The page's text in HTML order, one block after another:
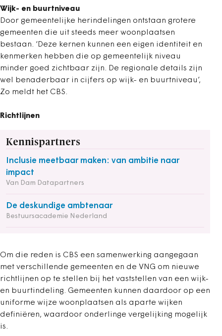
Wijk- en buurtniveau
Door gemeentelijke herindelingen ontstaan grotere
gemeenten die uit steeds meer woonplaatsen
bestaan. ‘Deze kernen kunnen een eigen identiteit en
kenmerken hebben die op gemeentelijk niveau
minder goed zichtbaar zijn. De regionale details zijn
wel benaderbaar in cijfers op wijk- en buurtniveau’,
Zo meldt het CBS.
Richtlijnen
Kennispartners
Inclusie meetbaar maken: van ambitie naar
impact
Van Dam Datapartners
De deskundige ambtenaar
Bestuursacademie Nederland
Om die reden is CBS een samenwerking aangegaan
met verschillende gemeenten en de VNG om nieuwe
richtlijnen op te stellen bij het vaststellen van een wijk-
en buurtindeling. Gemeenten kunnen daardoor op een
uniforme wijze woonplaatsen als aparte wijken
definiëren, waardoor onderlinge vergelijking mogelijk
is.